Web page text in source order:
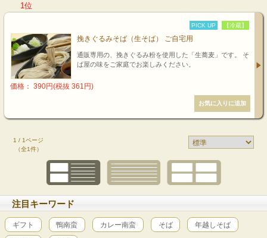
1位
PICK UP 【冷蔵】
挽きぐるみそば（生そば） ご自宅用
通販専用の、挽きぐるみ粉を使用した「生蕎麦」です。 そ
ば屋の味をご家庭でお楽しみください。
価格： 390円(税抜 361円)
1 / 1ページ
（全1件）
注目キーワード
ギフト 鴨南蛮 カレー南蛮 そば 年越しそば